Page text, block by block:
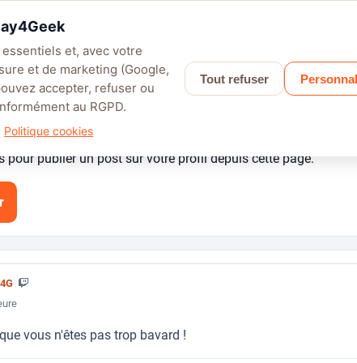
6 PALWORLD APEX LEGENDS SAROS GRANBLUE
pour publier un post sur votre profil depuis cette page.
vous n'êtes pas trop bavard !
et, avec votre
et de marketing (Google,
accepter, refuser ou
au RGPD.
Politique cookies
Tout refuser